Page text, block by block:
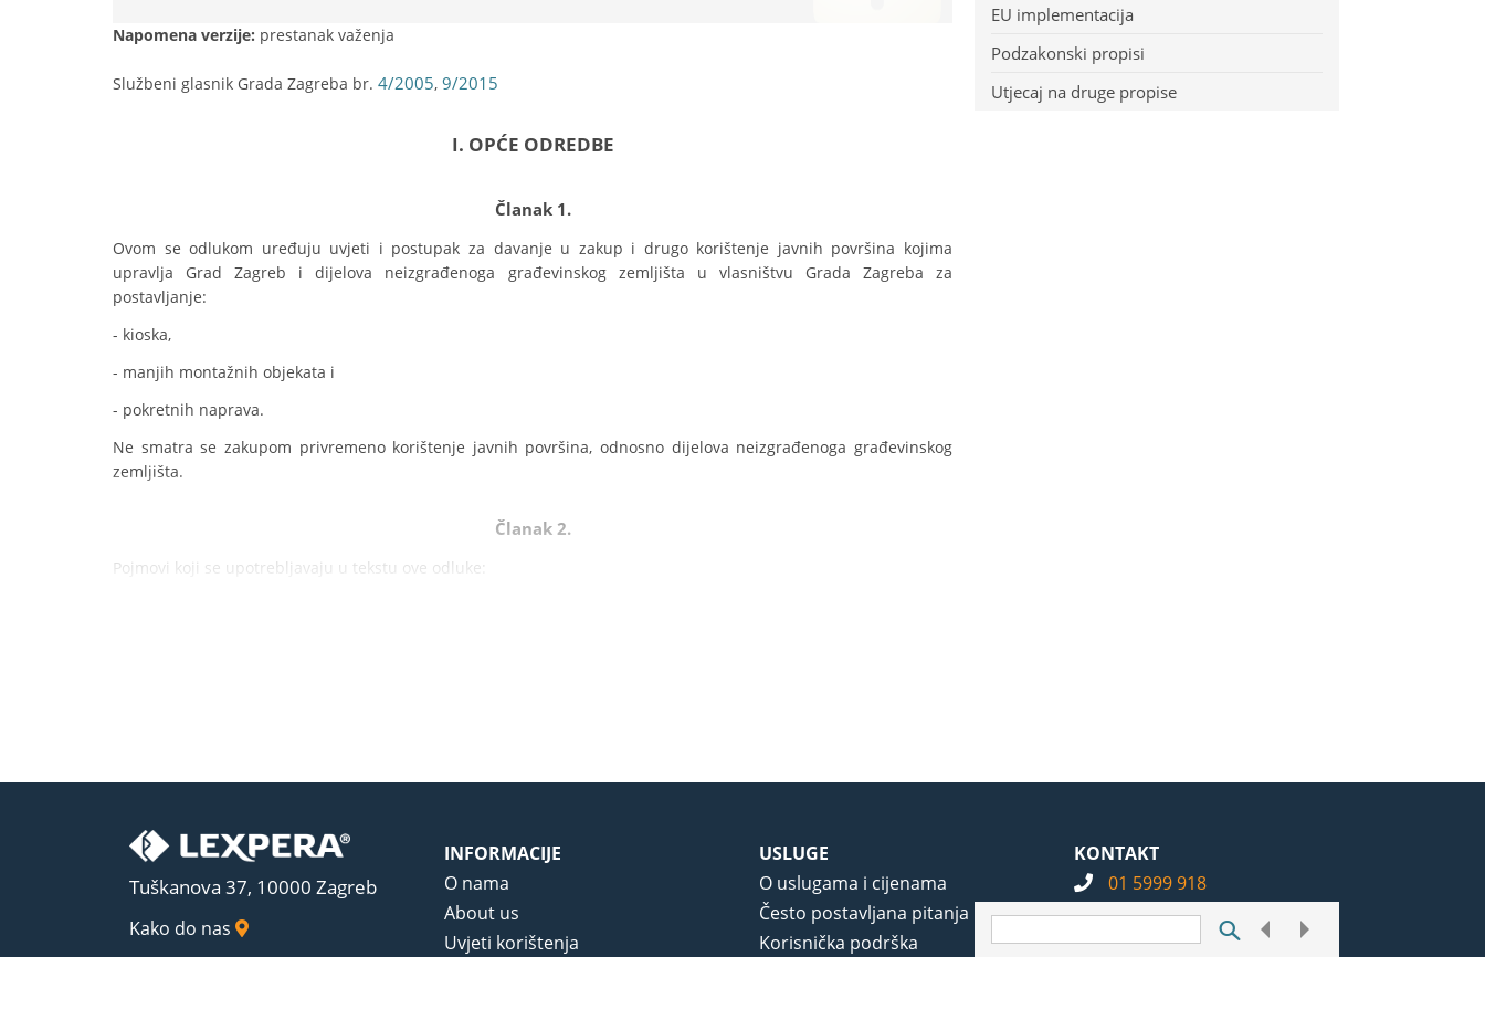
Napomena verzije: prestanak važenja
Službeni glasnik Grada Zagreba br. 4/2005, 9/2015
I. OPĆE ODREDBE
Članak 1.
Ovom se odlukom uređuju uvjeti i postupak za davanje u zakup i drugo korištenje javnih površina kojima
upravlja Grad Zagreb i dijelova neizgrađenoga građevinskog zemljišta u vlasništvu Grada Zagreba za
postavljanje:
- kioska,
- manjih montažnih objekata i
- pokretnih naprava.
Ne smatra se zakupom privremeno korištenje javnih površina, odnosno dijelova neizgrađenoga građevinskog
zemljišta.
Članak 2.
Pojmovi koji se upotrebljavaju u tekstu ove odluke:
EU implementacija
Podzakonski propisi
Utjecaj na druge propise
Tuškanova 37, 10000 Zagreb
Kako do nas
INFORMACIJE
O nama
About us
Uvjeti korištenja
USLUGE
O uslugama i cijenama
Često postavljana pitanja
Korisnička podrška
KONTAKT
01 5999 918
info@notarius.hr